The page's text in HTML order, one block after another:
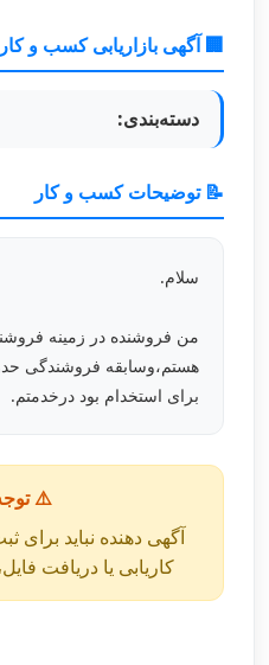
🏢 آگهی بازاریابی کسب و کار
دسته‌بندی:
📝 توضیحات کسب و کار
سلام.
من فروشنده در زمینه
برای استخدام بود درخدمتم.
⚠️
آگهی دهنده نباید برای
کاریابی یا دریافت